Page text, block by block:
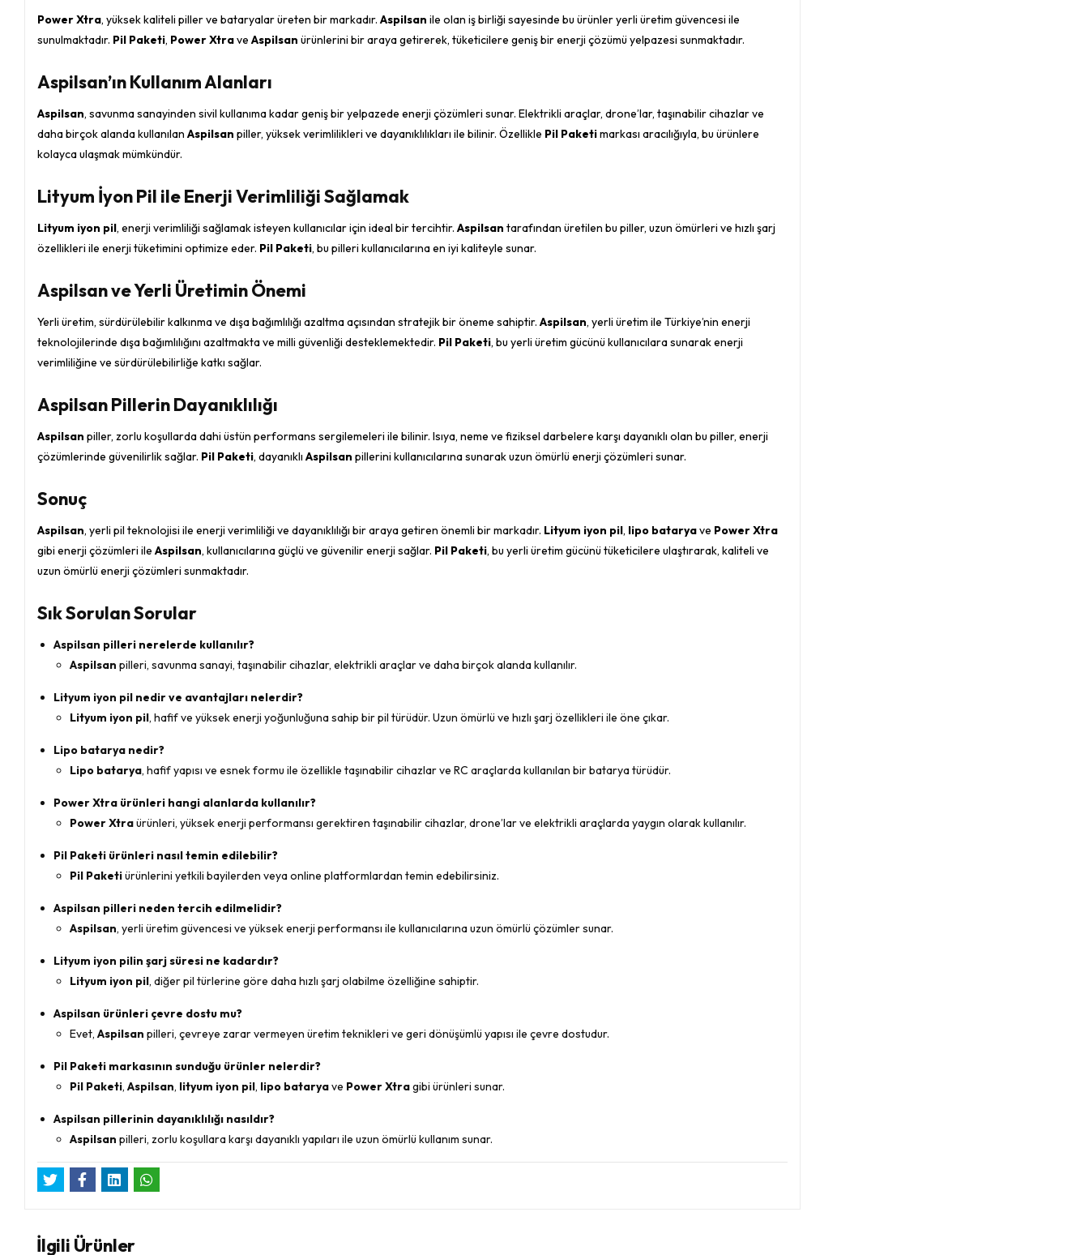
Power Xtra, yüksek kaliteli piller ve bataryalar üreten bir markadır.Aspilsan ile olan iş birliği sayesinde bu ürünler yerli üretim güvencesi ile
sunulmaktadır. Pil Paketi, Power XtraveAspilsan ürünlerini bir araya getirerek, tüketicilere geniş bir enerji çözümü yelpazesi sunmaktadır.
Aspilsan’ın Kullanım Alanları
Aspilsan, savunma sanayinden sivil kullanıma kadar geniş bir yelpazede enerji çözümleri sunar. Elektrikli araçlar, drone’lar, taşınabilir cihazlar ve
daha birçok alanda kullanılanAspilsan piller, yüksek verimlilikleri ve dayanıklılıkları ile bilinir. Özellikle Pil Paketimarkası aracılığıyla, bu ürünlere
kolayca ulaşmak mümkündür.
Lityum İyon Pil ile Enerji Verimliliği Sağlamak
Lityum iyon pil, enerji verimliliği sağlamak isteyen kullanıcılar için ideal bir tercihtir.Aspilsan tarafından üretilen bu piller, uzun ömürleri ve hızlı şarj
özellikleri ile enerji tüketimini optimize eder. Pil Paketi, bu pilleri kullanıcılarına en iyi kaliteyle sunar.
Aspilsan ve Yerli Üretimin Önemi
Yerli üretim, sürdürülebilir kalkınma ve dışa bağımlılığı azaltma açısından stratejik bir öneme sahiptir.Aspilsan, yerli üretim ile Türkiye’nin enerji
teknolojilerinde dışa bağımlılığını azaltmakta ve milli güvenliği desteklemektedir. Pil Paketi, bu yerli üretim gücünü kullanıcılara sunarak enerji
verimliliğine ve sürdürülebilirliğe katkı sağlar.
Aspilsan Pillerin Dayanıklılığı
Aspilsan piller, zorlu koşullarda dahi üstün performans sergilemeleri ile bilinir. Isıya, neme ve fiziksel darbelere karşı dayanıklı olan bu piller, enerji
çözümlerinde güvenilirlik sağlar. Pil Paketi, dayanıklıAspilsan pillerini kullanıcılarına sunarak uzun ömürlü enerji çözümleri sunar.
Sonuç
Aspilsan, yerli pil teknolojisi ile enerji verimliliği ve dayanıklılığı bir araya getiren önemli bir markadır. Lityum iyon pil, lipo bataryave Power Xtra
gibi enerji çözümleri ileAspilsan, kullanıcılarına güçlü ve güvenilir enerji sağlar. Pil Paketi, bu yerli üretim gücünü tüketicilere ulaştırarak, kaliteli ve
uzun ömürlü enerji çözümleri sunmaktadır.
Sık Sorulan Sorular
Aspilsan pilleri nerelerde kullanılır?
Aspilsan pilleri, savunma sanayi, taşınabilir cihazlar, elektrikli araçlar ve daha birçok alanda kullanılır.
Lityum iyon pil nedir ve avantajları nelerdir?
Lityum iyon pil, hafif ve yüksek enerji yoğunluğuna sahip bir pil türüdür. Uzun ömürlü ve hızlı şarj özellikleri ile öne çıkar.
Lipo batarya nedir?
Lipo batarya, hafif yapısı ve esnek formu ile özellikle taşınabilir cihazlar ve RC araçlarda kullanılan bir batarya türüdür.
Power Xtra ürünleri hangi alanlarda kullanılır?
Power Xtraürünleri, yüksek enerji performansı gerektiren taşınabilir cihazlar, drone’lar ve elektrikli araçlarda yaygın olarak kullanılır.
Pil Paketi ürünleri nasıl temin edilebilir?
Pil Paketiürünlerini yetkili bayilerden veya online platformlardan temin edebilirsiniz.
Aspilsan pilleri neden tercih edilmelidir?
Aspilsan, yerli üretim güvencesi ve yüksek enerji performansı ile kullanıcılarına uzun ömürlü çözümler sunar.
Lityum iyon pilin şarj süresi ne kadardır?
Lityum iyon pil, diğer pil türlerine göre daha hızlı şarj olabilme özelliğine sahiptir.
Aspilsan ürünleri çevre dostu mu?
Evet,Aspilsan pilleri, çevreye zarar vermeyen üretim teknikleri ve geri dönüşümlü yapısı ile çevre dostudur.
Pil Paketi markasının sunduğu ürünler nelerdir?
Pil Paketi,Aspilsan, lityum iyon pil, lipo bataryave Power Xtragibi ürünleri sunar.
Aspilsan pillerinin dayanıklılığı nasıldır?
Aspilsan pilleri, zorlu koşullara karşı dayanıklı yapıları ile uzun ömürlü kullanım sunar.
İlgili Ürünler